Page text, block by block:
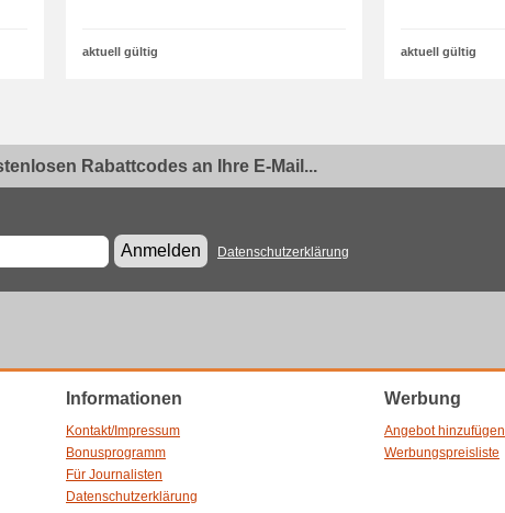
aktuell gültig aktuell gültig
Rabattcodes an Ihre E-Mail...
Anmelden
Datenschutzerklärung
Informationen
Kontakt/Impressum
Bonusprogramm
Für Journalisten
Datenschutzerklärung
Werbung
Angebot hinzufügen
Werbungspreisliste